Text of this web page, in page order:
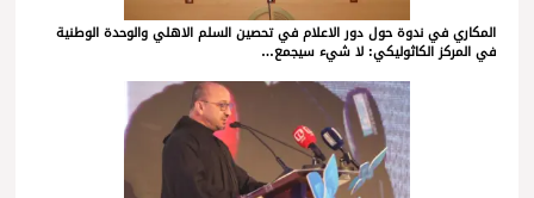
المكاري في ندوة حول دور الاعلام في تحصين السلم الاهلي والوحدة الوطنية
في المركز الكاثوليكي: لا شيء سيجمع…